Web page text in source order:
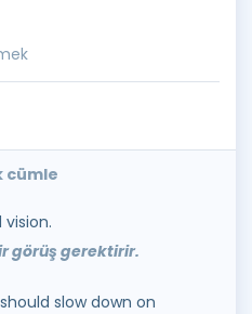
cümle
görüş gerektirir.
slow down on